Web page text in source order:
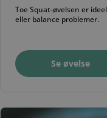
Toe Squat-øvelsen er
eller balance problemer.
Se øvelse